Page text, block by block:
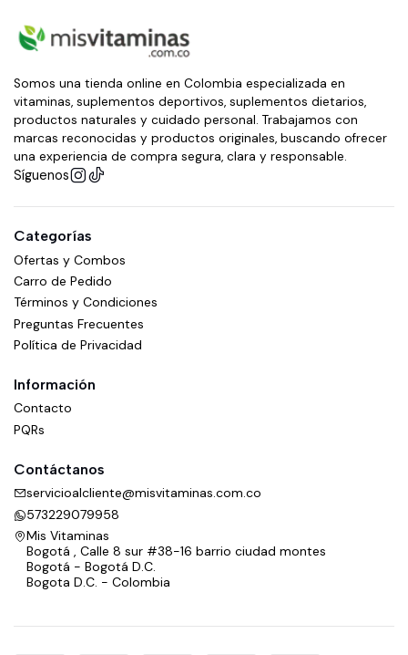
Somos una tienda online en Colombia especializada en
vitaminas, suplementos deportivos, suplementos dietarios,
productos naturales y cuidado personal. Trabajamos con
marcas reconocidas y productos originales, buscando ofrecer
una experiencia de compra segura, clara y responsable.
Síguenos
Categorías
Ofertas y Combos
Carro de Pedido
Términos y Condiciones
Preguntas Frecuentes
Política de Privacidad
Información
Contacto
PQRs
Contáctanos
servicioalcliente@misvitaminas.com.co
573229079958
Mis Vitaminas
Bogotá , Calle 8 sur #38-16 barrio ciudad montes
Bogotá - Bogotá D.C.
Bogota D.C. - Colombia